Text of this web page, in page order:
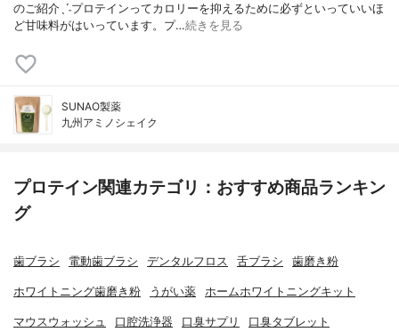
のご紹介ˎˊ˗プロテインってカロリーを抑えるために必ずといっていいほ
ど甘味料がはいっています。プ…続きを見る
SUNAO製薬
九州アミノシェイク
プロテイン関連カテゴリ：おすすめ商品ランキン
グ
歯ブラシ 電動歯ブラシ デンタルフロス 舌ブラシ 歯磨き粉
ホワイトニング歯磨き粉 うがい薬 ホームホワイトニングキット
マウスウォッシュ 口腔洗浄器 口臭サプリ 口臭タブレット